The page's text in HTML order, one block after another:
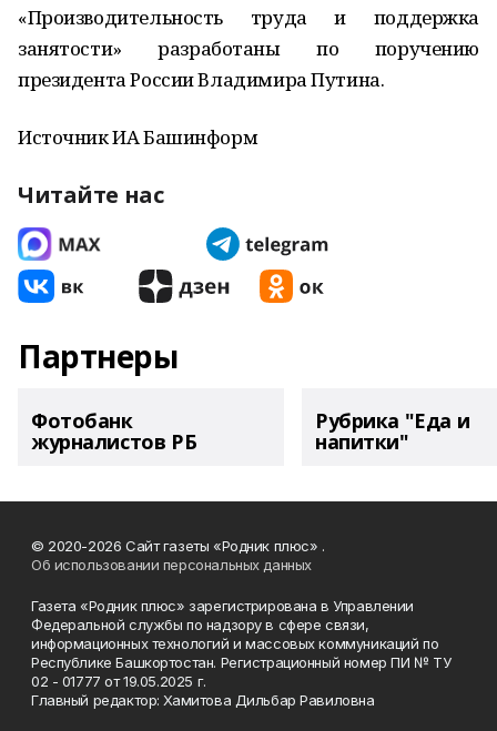
«Производительность труда и поддержка
занятости» разработаны по поручению
президента России Владимира Путина.
Источник ИА Башинформ
Читайте нас
Партнеры
Фотобанк
журналистов РБ
Рубрика "Еда и
напитки"
© 2020-2026 Сайт газеты «Родник плюс» .
Об использовании персональных данных
Газета «Родник плюс» зарегистрирована в Управлении
Федеральной службы по надзору в сфере связи,
информационных технологий и массовых коммуникаций по
Республике Башкортостан. Регистрационный номер ПИ № ТУ
02 - 01777 от 19.05.2025 г.
Главный редактор: Хамитова Дильбар Равиловна